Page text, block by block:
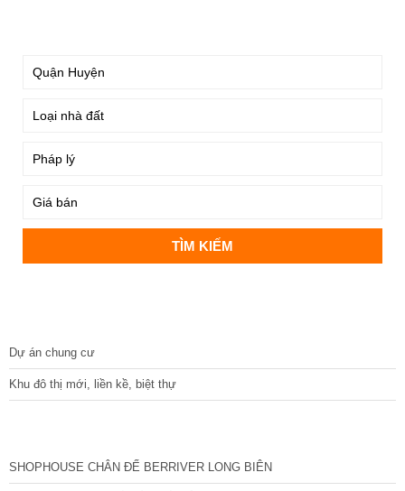
Dự án chung cư
Khu đô thị mới, liền kề, biệt thự
SHOPHOUSE CHÂN ĐẾ BERRIVER LONG BIÊN